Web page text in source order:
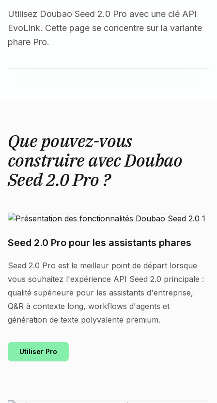
Utilisez Doubao Seed 2.0 Pro avec une clé API
EvoLink. Cette page se concentre sur la variante
phare Pro.
Que pouvez-vous
construire avec Doubao
Seed 2.0 Pro ?
Seed 2.0 Pro pour les assistants phares
Seed 2.0 Pro est le meilleur point de départ lorsque
vous souhaitez l'expérience API Seed 2.0 principale :
qualité supérieure pour les assistants d'entreprise,
Q&R à contexte long, workflows d'agents et
génération de texte polyvalente premium.
Utiliser Pro